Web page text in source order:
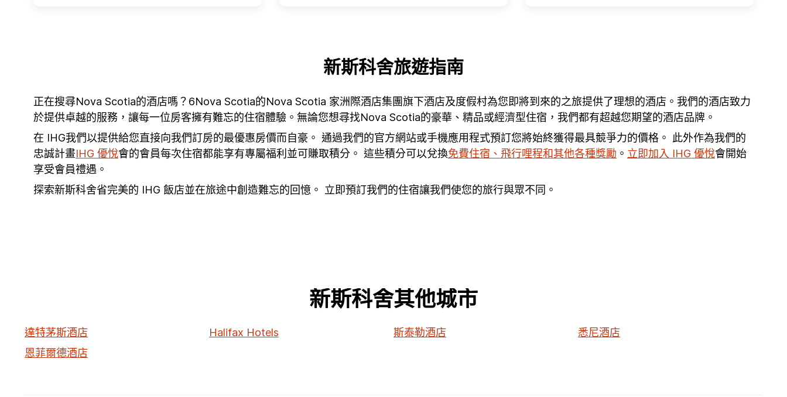
新斯科舍旅遊指南
正在搜尋Nova Scotia的酒店嗎？6Nova Scotia的Nova Scotia 家洲際酒店集團旗下酒店及度假村為您即將到來的之旅提供了理想的酒店。我們的酒店致力
於提供卓越的服務，讓每一位房客擁有難忘的住宿體驗。無論您想尋找Nova Scotia的豪華、精品或經濟型住宿，我們都有超越您期望的酒店品牌。
在 IHG我們以提供給您直接向我們訂房的最優惠房價而自豪。 通過我們的官方網站或手機應用程式預訂您將始終獲得最具競爭力的價格。 此外作為我們的
忠誠計畫IHG 優悅會的會員每次住宿都能享有專屬福利並可賺取積分。 這些積分可以兌換免費住宿、飛行哩程和其他各種獎勵 。 立即加入 IHG 優悅會開始
享受會員禮遇。
探索新斯科舍省完美的 IHG 飯店並在旅途中創造難忘的回憶。 立即預訂我們的住宿讓我們使您的旅行與眾不同。
新斯科舍其他城市
達特茅斯酒店
恩菲爾德酒店
Halifax Hotels 斯泰勒酒店 悉尼酒店